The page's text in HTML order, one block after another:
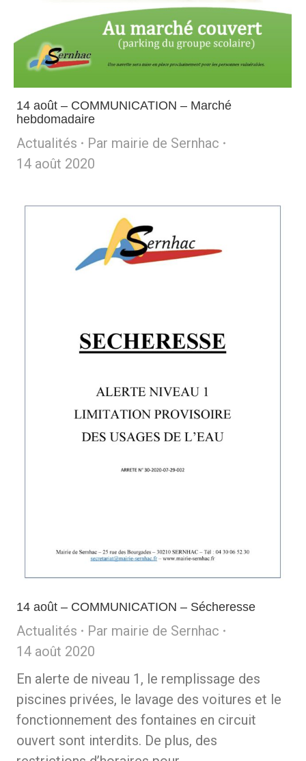
14 août – COMMUNICATION – Marché
hebdomadaire
Actualités Par mairie de Sernhac
14 août 2020
14 août – COMMUNICATION – Sécheresse
Actualités Par mairie de Sernhac
14 août 2020
En alerte de niveau 1, le remplissage des
piscines privées, le lavage des voitures et le
fonctionnement des fontaines en circuit
ouvert sont interdits. De plus, des